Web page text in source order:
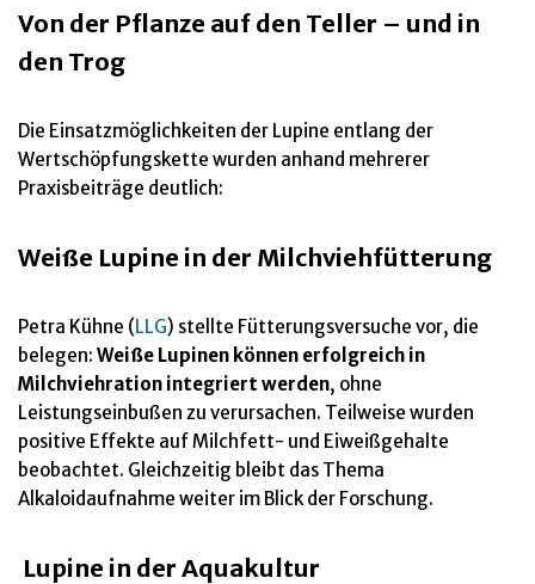
Von der Pflanze auf den Teller – und in
den Trog
Die Einsatzmöglichkeiten der Lupine entlang der
Wertschöpfungskette wurden anhand mehrerer
Praxisbeiträge deutlich:
Weiße Lupine in der Milchviehfütterung
Petra Kühne (LLG) stellte Fütterungsversuche vor, die
belegen: Weiße Lupinen können erfolgreich in
Milchviehration integriert werden, ohne
Leistungseinbußen zu verursachen. Teilweise wurden
positive Effekte auf Milchfett- und Eiweißgehalte
beobachtet. Gleichzeitig bleibt das Thema
Alkaloidaufnahme weiter im Blick der Forschung.
Lupine in der Aquakultur